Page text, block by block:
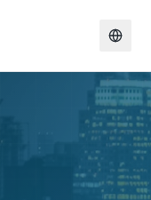
Change language